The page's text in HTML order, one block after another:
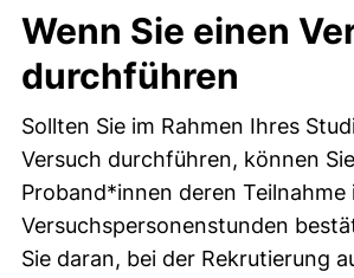
Wenn Sie einen
durchführen
Sollten Sie im Rahmen Ihres
Versuch durchführen, können
Proband*innen deren Teilnahme
Versuchspersonenstunden
Sie daran, bei der Rekrutierung